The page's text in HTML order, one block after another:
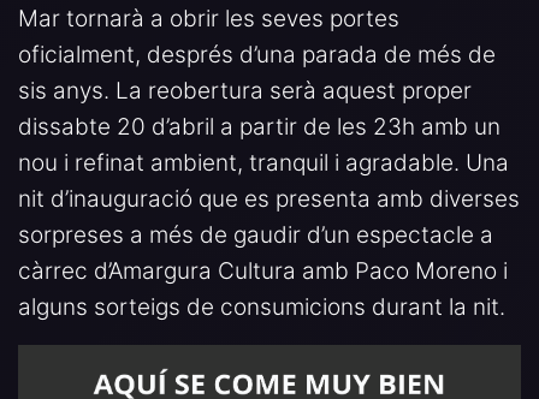
Mar tornarà a obrir les seves portes
oficialment, després d’una parada de més de
sis anys. La reobertura serà aquest proper
dissabte 20 d’abril a partir de les 23h amb un
nou i refinat ambient, tranquil i agradable. Una
nit d’inauguració que es presenta amb diverses
sorpreses a més de gaudir d’un espectacle a
càrrec d’Amargura Cultura amb Paco Moreno i
alguns sorteigs de consumicions durant la nit.